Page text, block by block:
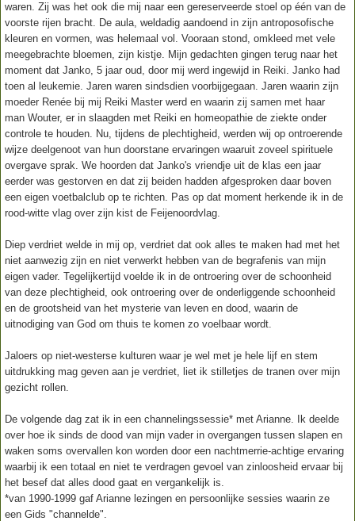
waren. Zij was het ook die mij naar een gereserveerde stoel op één van de
voorste rijen bracht. De aula, weldadig aandoend in zijn antroposofische
kleuren en vormen, was helemaal vol. Vooraan stond, omkleed met vele
meegebrachte bloemen, zijn kistje. Mijn gedachten gingen terug naar het
moment dat Janko, 5 jaar oud, door mij werd ingewijd in Reiki. Janko had
toen al leukemie. Jaren waren sindsdien voorbijgegaan. Jaren waarin zijn
moeder Renée bij mij Reiki Master werd en waarin zij samen met haar
man Wouter, er in slaagden met Reiki en homeopathie de ziekte onder
controle te houden. Nu, tijdens de plechtigheid, werden wij op ontroerende
wijze deelgenoot van hun doorstane ervaringen waaruit zoveel spirituele
overgave sprak. We hoorden dat Janko's vriendje uit de klas een jaar
eerder was gestorven en dat zij beiden hadden afgesproken daar boven
een eigen voetbalclub op te richten. Pas op dat moment herkende ik in de
rood-witte vlag over zijn kist de Feijenoordvlag.
Diep verdriet welde in mij op, verdriet dat ook alles te maken had met het
niet aanwezig zijn en niet verwerkt hebben van de begrafenis van mijn
eigen vader. Tegelijkertijd voelde ik in de ontroering over de schoonheid
van deze plechtigheid, ook ontroering over de onderliggende schoonheid
en de grootsheid van het mysterie van leven en dood, waarin de
uitnodiging van God om thuis te komen zo voelbaar wordt.
Jaloers op niet-westerse kulturen waar je wel met je hele lijf en stem
uitdrukking mag geven aan je verdriet, liet ik stilletjes de tranen over mijn
gezicht rollen.
De volgende dag zat ik in een channelingssessie* met Arianne. Ik deelde
over hoe ik sinds de dood van mijn vader in overgangen tussen slapen en
waken soms overvallen kon worden door een nachtmerrie-achtige ervaring
waarbij ik een totaal en niet te verdragen gevoel van zinloosheid ervaar bij
het besef dat alles dood gaat en vergankelijk is.
*van 1990-1999 gaf Arianne lezingen en persoonlijke sessies waarin ze
een Gids "channelde".